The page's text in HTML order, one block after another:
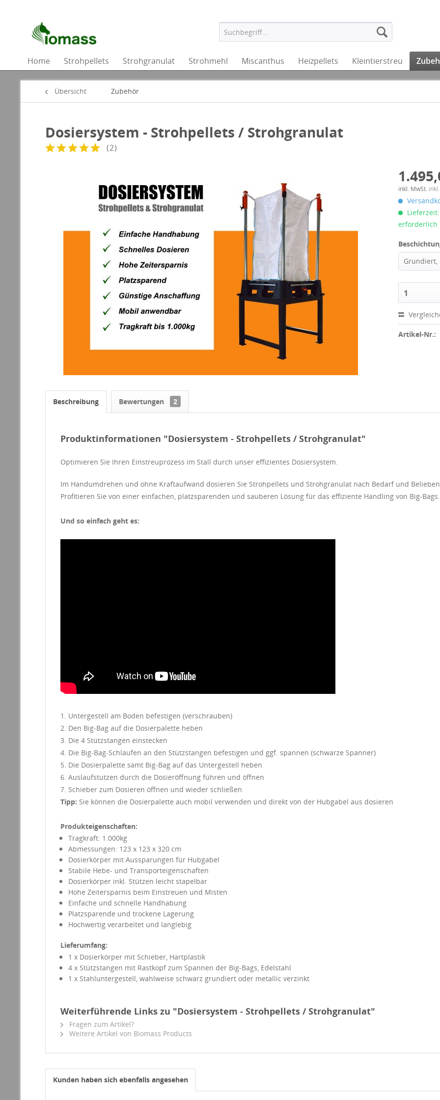
Home Strohpellets Strohgranulat Strohmehl Miscanthus Heizpellets Kleintierstreu
Übersicht Zubehör
Dosiersystem - Strohpellets / Strohgranulat
(2)
inkl. MwSt.
erforderlich
Grundiert,
1
Artikel-Nr.:
Beschreibung Bewertungen 2
Produktinformationen "Dosiersystem - Strohpellets / Strohgranulat"
Optimieren Sie Ihren Einstreuprozess im Stall durch unser effizientes Dosiersystem.
Im Handumdrehen und ohne Kraftaufwand dosieren Sie Strohpellets und Strohgranulat nach Bedarf und
Profitieren Sie von einer einfachen, platzsparenden und sauberen Lösung für das effiziente Handling von Big-Bags.
Und so einfach geht es:
1. Untergestell am Boden befestigen (verschrauben)
2. Den Big-Bag auf die Dosierpalette heben
3. Die 4 Stützstangen einstecken
4. Die Big-Bag-Schlaufen an den Stützstangen befestigen und ggf. spannen (schwarze Spanner)
5. Die Dosierpalette samt Big-Bag auf das Untergestell heben
6. Auslaufstutzen durch die Dosieröffnung führen und öffnen
7. Schieber zum Dosieren öffnen und wieder schließen
Tipp: Sie können die Dosierpalette auch mobil verwenden und direkt von der Hubgabel aus dosieren
Produkteigenschaften:
Tragkraft: 1.000kg
Abmessungen: 123 x 123 x 320 cm
Dosierkörper mit Aussparungen für Hubgabel
Stabile Hebe- und Transporteigenschaften
Dosierkörper inkl. Stützen leicht stapelbar
Hohe Zeitersparnis beim Einstreuen und Misten
Einfache und schnelle Handhabung
Platzsparende und trockene Lagerung
Hochwertig verarbeitet und langlebig
Lieferumfang:
1 x Dosierkörper mit Schieber, Hartplastik
4 x Stützstangen mit Rastkopf zum Spannen der Big-Bags, Edelstahl
1 x Stahluntergestell, wahlweise schwarz grundiert oder metallic verzinkt
Weiterführende Links zu "Dosiersystem - Strohpellets / Strohgranulat"
Fragen zum Artikel?
Weitere Artikel von Biomass Products
Kunden haben sich ebenfalls angesehen